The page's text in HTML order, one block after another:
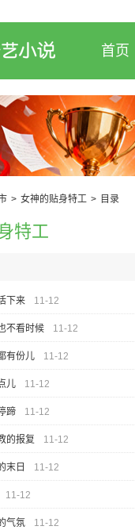
首页
> 女神的贴身特工 > 目录
特工
下来 11-12
不看时候 11-12
有份儿 11-12
儿 11-12
蹄 11-12
的报复 11-12
末日 11-12
11-12
气氛 11-12